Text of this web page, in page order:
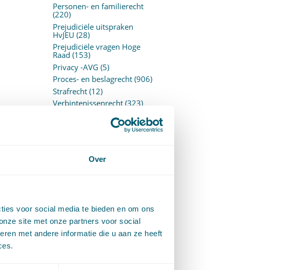
Over
voor social media te bieden en om ons
site met onze partners voor social
met andere informatie die u aan ze heeft
Personen- en familierecht
(220)
Prejudiciële uitspraken
HvJEU (28)
Prejudiciële vragen Hoge
Raad (153)
Privacy -AVG (5)
Proces- en beslagrecht(906)
Strafrecht(12)
Verbintenissenrecht(323)
Vermogensrecht algemeen
Wetgeving
ARCHIEF